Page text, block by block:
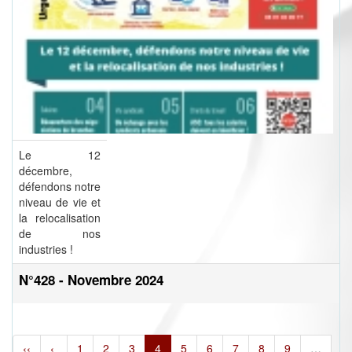
Le 12
décembre,
défendons notre
niveau de vie et
la relocalisation
de nos
industries !
N°428 - Novembre 2024
‹‹ ‹ 1 2 3 4 5 6 7 8 9 …